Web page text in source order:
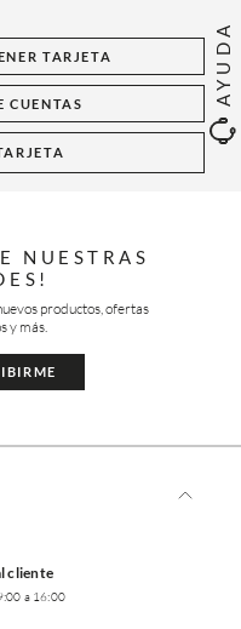
AYUDA
TARJETA
CUENTAS
NUESTRAS
productos, ofertas
y más.
cliente
a 16:00